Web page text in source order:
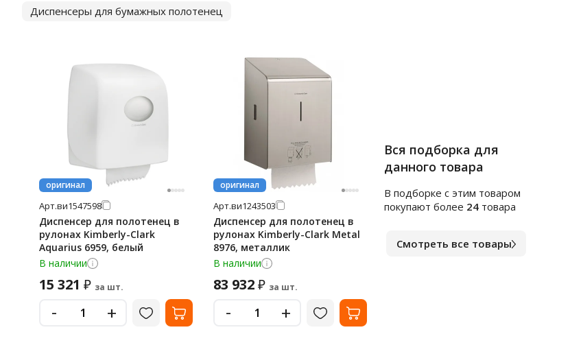
Диспенсеры для бумажных полотенец
оригинал
Арт.ви1547598
Диспенсер для полотенец в
рулонах Kimberly-Clark
Aquarius 6959, белый
В наличии
15 321 ₽ за шт.
- +
оригинал
Арт.ви1243503
Диспенсер для полотенец в
рулонах Kimberly-Clark Metal
8976, металлик
В наличии
83 932₽ за шт.
- +
Вся подборка для
данного товара
В подборке c этим товаром
покупают более 24 товара
Смотреть все товары